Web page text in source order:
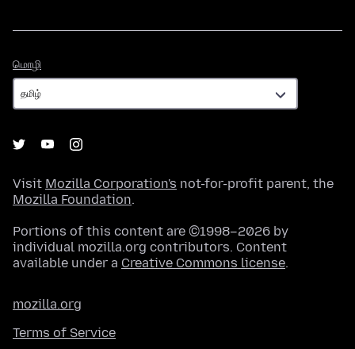
மொழி
Visit Mozilla Corporation's not-for-profit parent, the
Mozilla Foundation.
Portions of this content are ©1998–2026 by
individual mozilla.org contributors. Content
available under a Creative Commons license.
mozilla.org
Terms of Service